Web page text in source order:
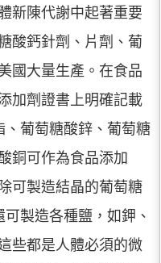
新陳代謝中起著重要
酸鈣針劑、片劑、葡
國大量生產。在食品
加劑證書上明確記載
葡萄糖酸鋅、葡萄糖
銅可作為食品添加
可製造結晶的葡萄糖
製造各種鹽，如鉀、
些都是人體必須的微